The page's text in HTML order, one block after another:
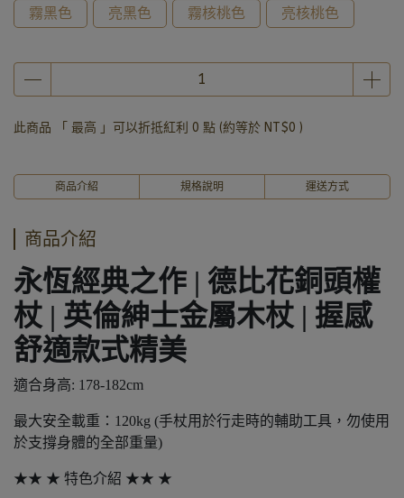
霧黑色
亮黑色 霧核桃色 亮核桃色
此商品 「 最高 」可以折抵紅利 0 點 (約等於 NT$0 )
商品介紹 規格說明 運送方式
商品介紹
永恆經典之作 | 德比花銅頭權
杖 | 英倫紳士金屬木杖 | 握感
舒適款式精美
適合身高: 178-182cm
最大安全載重：120kg (手杖用於行走時的輔助工具，勿使用
於支撐身體的全部重量)
★★ ★ 特色介紹 ★★ ★